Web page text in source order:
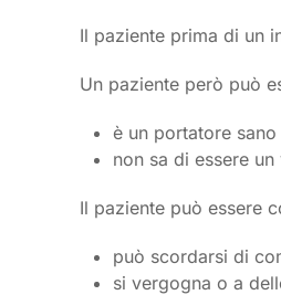
Il paziente prima di un
Un paziente però può
è un portatore sano
non sa di essere
Il paziente può essere
può scordarsi di
si vergogna o a